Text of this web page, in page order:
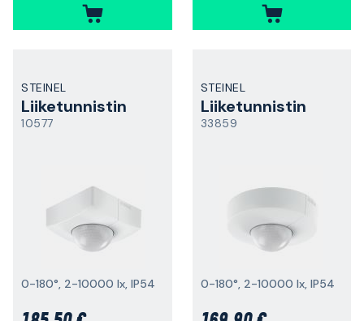
STEINEL
Liiketunnistin
10577
0-180°, 2-10000 lx, IP54
STEINEL
Liiketunnistin
33859
0-180°, 2-10000 lx, IP54